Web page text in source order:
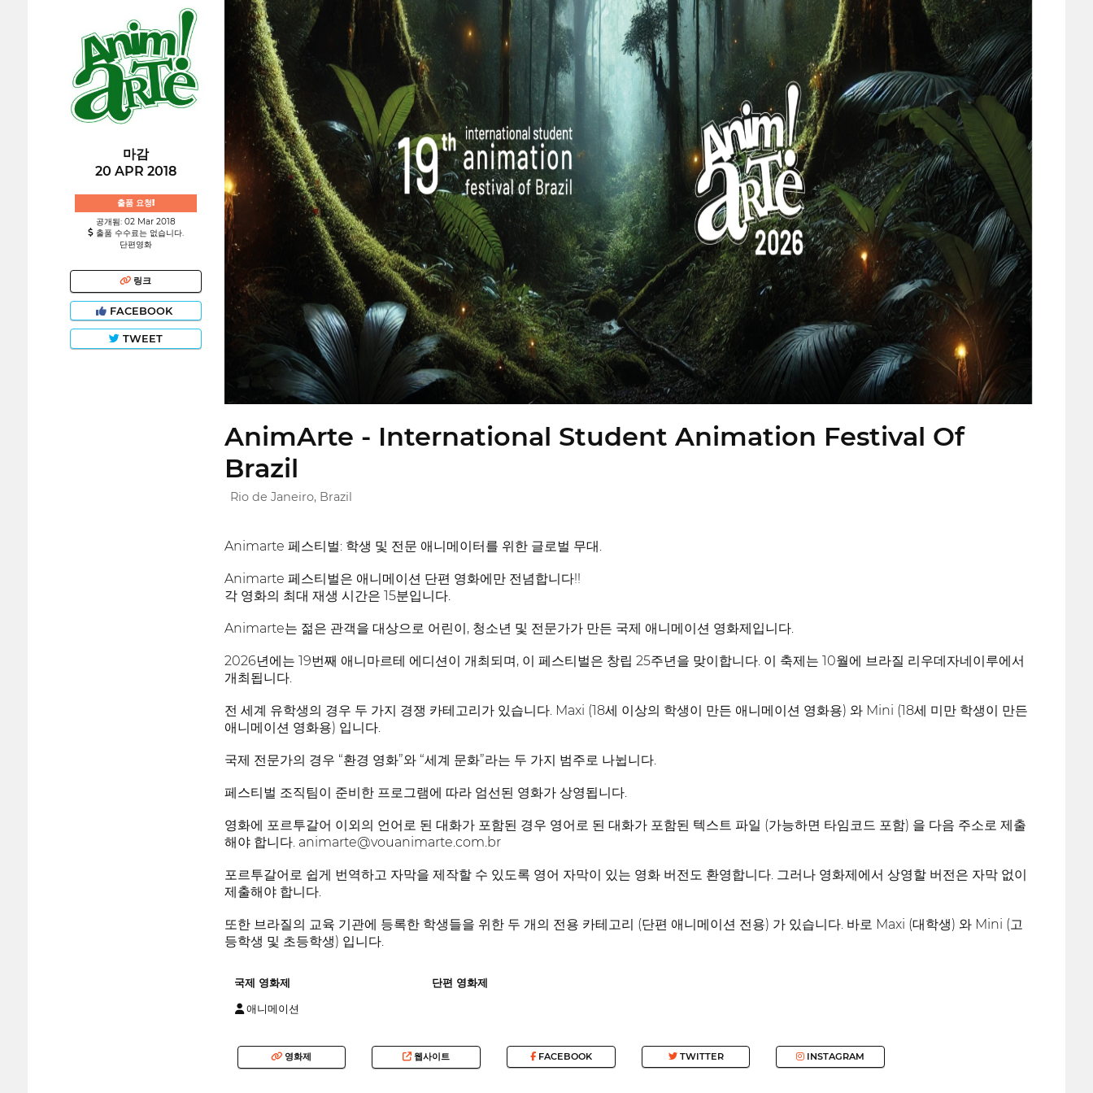
마감
20 APR 2018
출품 요청!
공개됨: 02 Mar 2018
출품 수수료는 없습니다.
단편영화
링크
FACEBOOK
TWEET
AnimArte - International Student Animation Festival Of
Brazil
Rio de Janeiro, Brazil
Animarte 페스티벌: 학생 및 전문 애니메이터를 위한 글로벌 무대.
Animarte 페스티벌은 애니메이션 단편 영화에만 전념합니다!!
각 영화의 최대 재생 시간은 15분입니다.
Animarte는 젊은 관객을 대상으로 어린이, 청소년 및 전문가가 만든 국제 애니메이션 영화제입니다.
2026년에는 19번째 애니마르테 에디션이 개최되며, 이 페스티벌은 창립 25주년을 맞이합니다. 이 축제는 10월에 브라질 리우데자네이루에서
개최됩니다.
전 세계 유학생의 경우 두 가지 경쟁 카테고리가 있습니다. Maxi (18세 이상의 학생이 만든 애니메이션 영화용) 와 Mini (18세 미만 학생이 만든
애니메이션 영화용) 입니다.
국제 전문가의 경우 “환경 영화”와 “세계 문화”라는 두 가지 범주로 나뉩니다.
페스티벌 조직팀이 준비한 프로그램에 따라 엄선된 영화가 상영됩니다.
영화에 포르투갈어 이외의 언어로 된 대화가 포함된 경우 영어로 된 대화가 포함된 텍스트 파일 (가능하면 타임코드 포함) 을 다음 주소로 제출
해야 합니다. animarte@vouanimarte.com.br
포르투갈어로 쉽게 번역하고 자막을 제작할 수 있도록 영어 자막이 있는 영화 버전도 환영합니다. 그러나 영화제에서 상영할 버전은 자막 없이
제출해야 합니다.
또한 브라질의 교육 기관에 등록한 학생들을 위한 두 개의 전용 카테고리 (단편 애니메이션 전용) 가 있습니다. 바로 Maxi (대학생) 와 Mini (고
등학생 및 초등학생) 입니다.
국제 영화제 단편 영화제
애니메이션
영화제 웹사이트 FACEBOOK TWITTER INSTAGRAM